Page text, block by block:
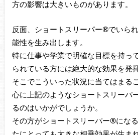
方の影響は大きいものがあります。
反面、ショートスリーパー®でいら
能性を生み出します。
特に仕事や学業で明確な目標を持っ
られている方には絶大的な効果を発
そこでこういった状況に当てはまる
心に上記のようなショートスリーパ
るのはいかがでしょうか。
その方がショートスリーパー®にな